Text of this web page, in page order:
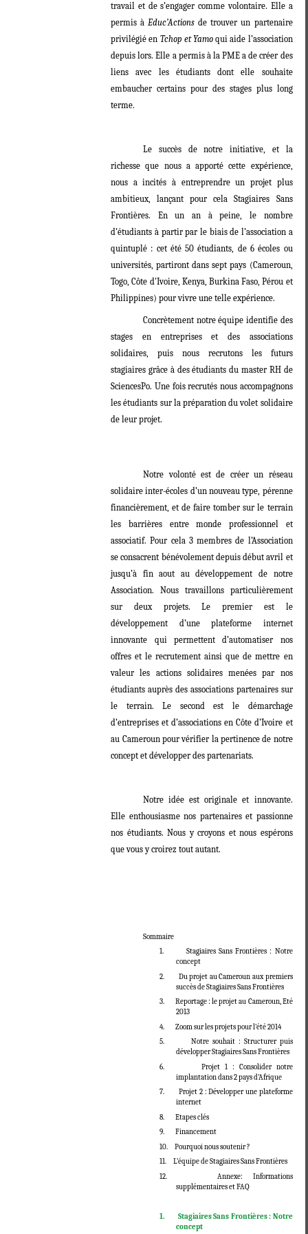
travail et de s’engager comme volontaire. Elle a
permis àEduc’Actionsde trouver un partenaire
privilégié en Tchop et Yamoqui aide l’association
depuis lors. Elle a permis à la PME a de créer des
liens avec les étudiants dont elle souhaite
embaucher certains pour des stages plus long
terme.
Le succès de notre initiative, et la
richesse que nous a apporté cette expérience,
nous a incités à entreprendre un projet plus
ambitieux, lançant pour cela Stagiaires Sans
Frontières. En un an à peine, le nombre
d’étudiants à partir par le biais de l’association a
quintuplé : cet été 50 étudiants, de 6 écoles ou
universités, partiront dans sept pays (Cameroun,
Togo, Côte d'Ivoire, Kenya, Burkina Faso, Pérou et
Philippines) pour vivre une telle expérience.
Concrètement notre équipe identifie des
stages en entreprises et des associations
solidaires, puis nous recrutons les futurs
stagiaires grâce à des étudiants du master RH de
SciencesPo. Une fois recrutés nous accompagnons
les étudiants sur la préparation du volet solidaire
de leur projet.
Notre volonté est de créer un réseau
solidaire inter-écoles d’un nouveau type, pérenne
financièrement, et de faire tomber sur le terrain
les barrières entre monde professionnel et
associatif. Pour cela 3 membres de l’Association
se consacrent bénévolement depuis début avril et
jusqu’à fin aout au développement de notre
Association. Nous travaillons particulièrement
sur deux projets. Le premier est le
développement d’une plateforme internet
innovante qui permettent d’automatiser nos
offres et le recrutement ainsi que de mettre en
valeur les actions solidaires menées par nos
étudiants auprès des associations partenaires sur
le terrain. Le second est le démarchage
d’entreprises et d’associations en Côte d’Ivoire et
au Cameroun pour vérifier la pertinence de notre
concept et développer des partenariats.
Notre idée est originale et innovante.
Elle enthousiasme nos partenaires et passionne
nos étudiants. Nous y croyons et nous espérons
que vous y croirez tout autant.
Sommaire
1. Stagiaires Sans Frontières : Notre
concept
2. Du projet au Cameroun aux premiers
succès de Stagiaires Sans Frontières
3. Reportage : le projet au Cameroun, Eté
2013
4. Zoom sur les projets pour l’été 2014
5. Notre souhait : Structurer puis
développer Stagiaires Sans Frontières
6. Projet 1 : Consolider notre
implantation dans 2 pays d’Afrique
7. Projet 2 : Développer une plateforme
internet
8. Etapes clés
9. Financement
10. Pourquoi nous soutenir ?
11. L’équipe de Stagiaires Sans Frontières
12. Annexe: Informations
supplémentaires et FAQ
1.
Stagiaires Sans Frontières : Notre
concept